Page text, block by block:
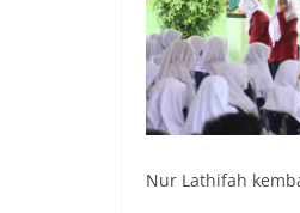
Nur Lathifah